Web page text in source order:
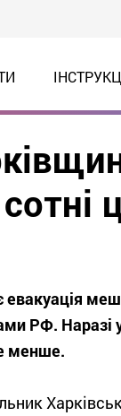
РФ.
менше.